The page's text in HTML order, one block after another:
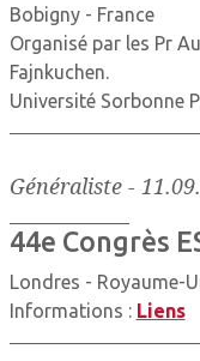
Bobigny - France
Organisé par les Pr
Fajnkuchen.
Université Sorbonne
Généraliste-
44e Congrès
Londres - Royaume-
Informations : Liens